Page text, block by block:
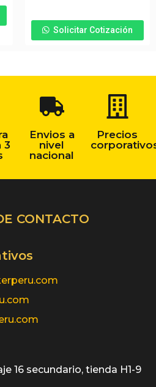
Solicitar Cotización
3
Envios a
nivel
nacional
Precios
CONTACTO
16 secundario, tienda H1-9